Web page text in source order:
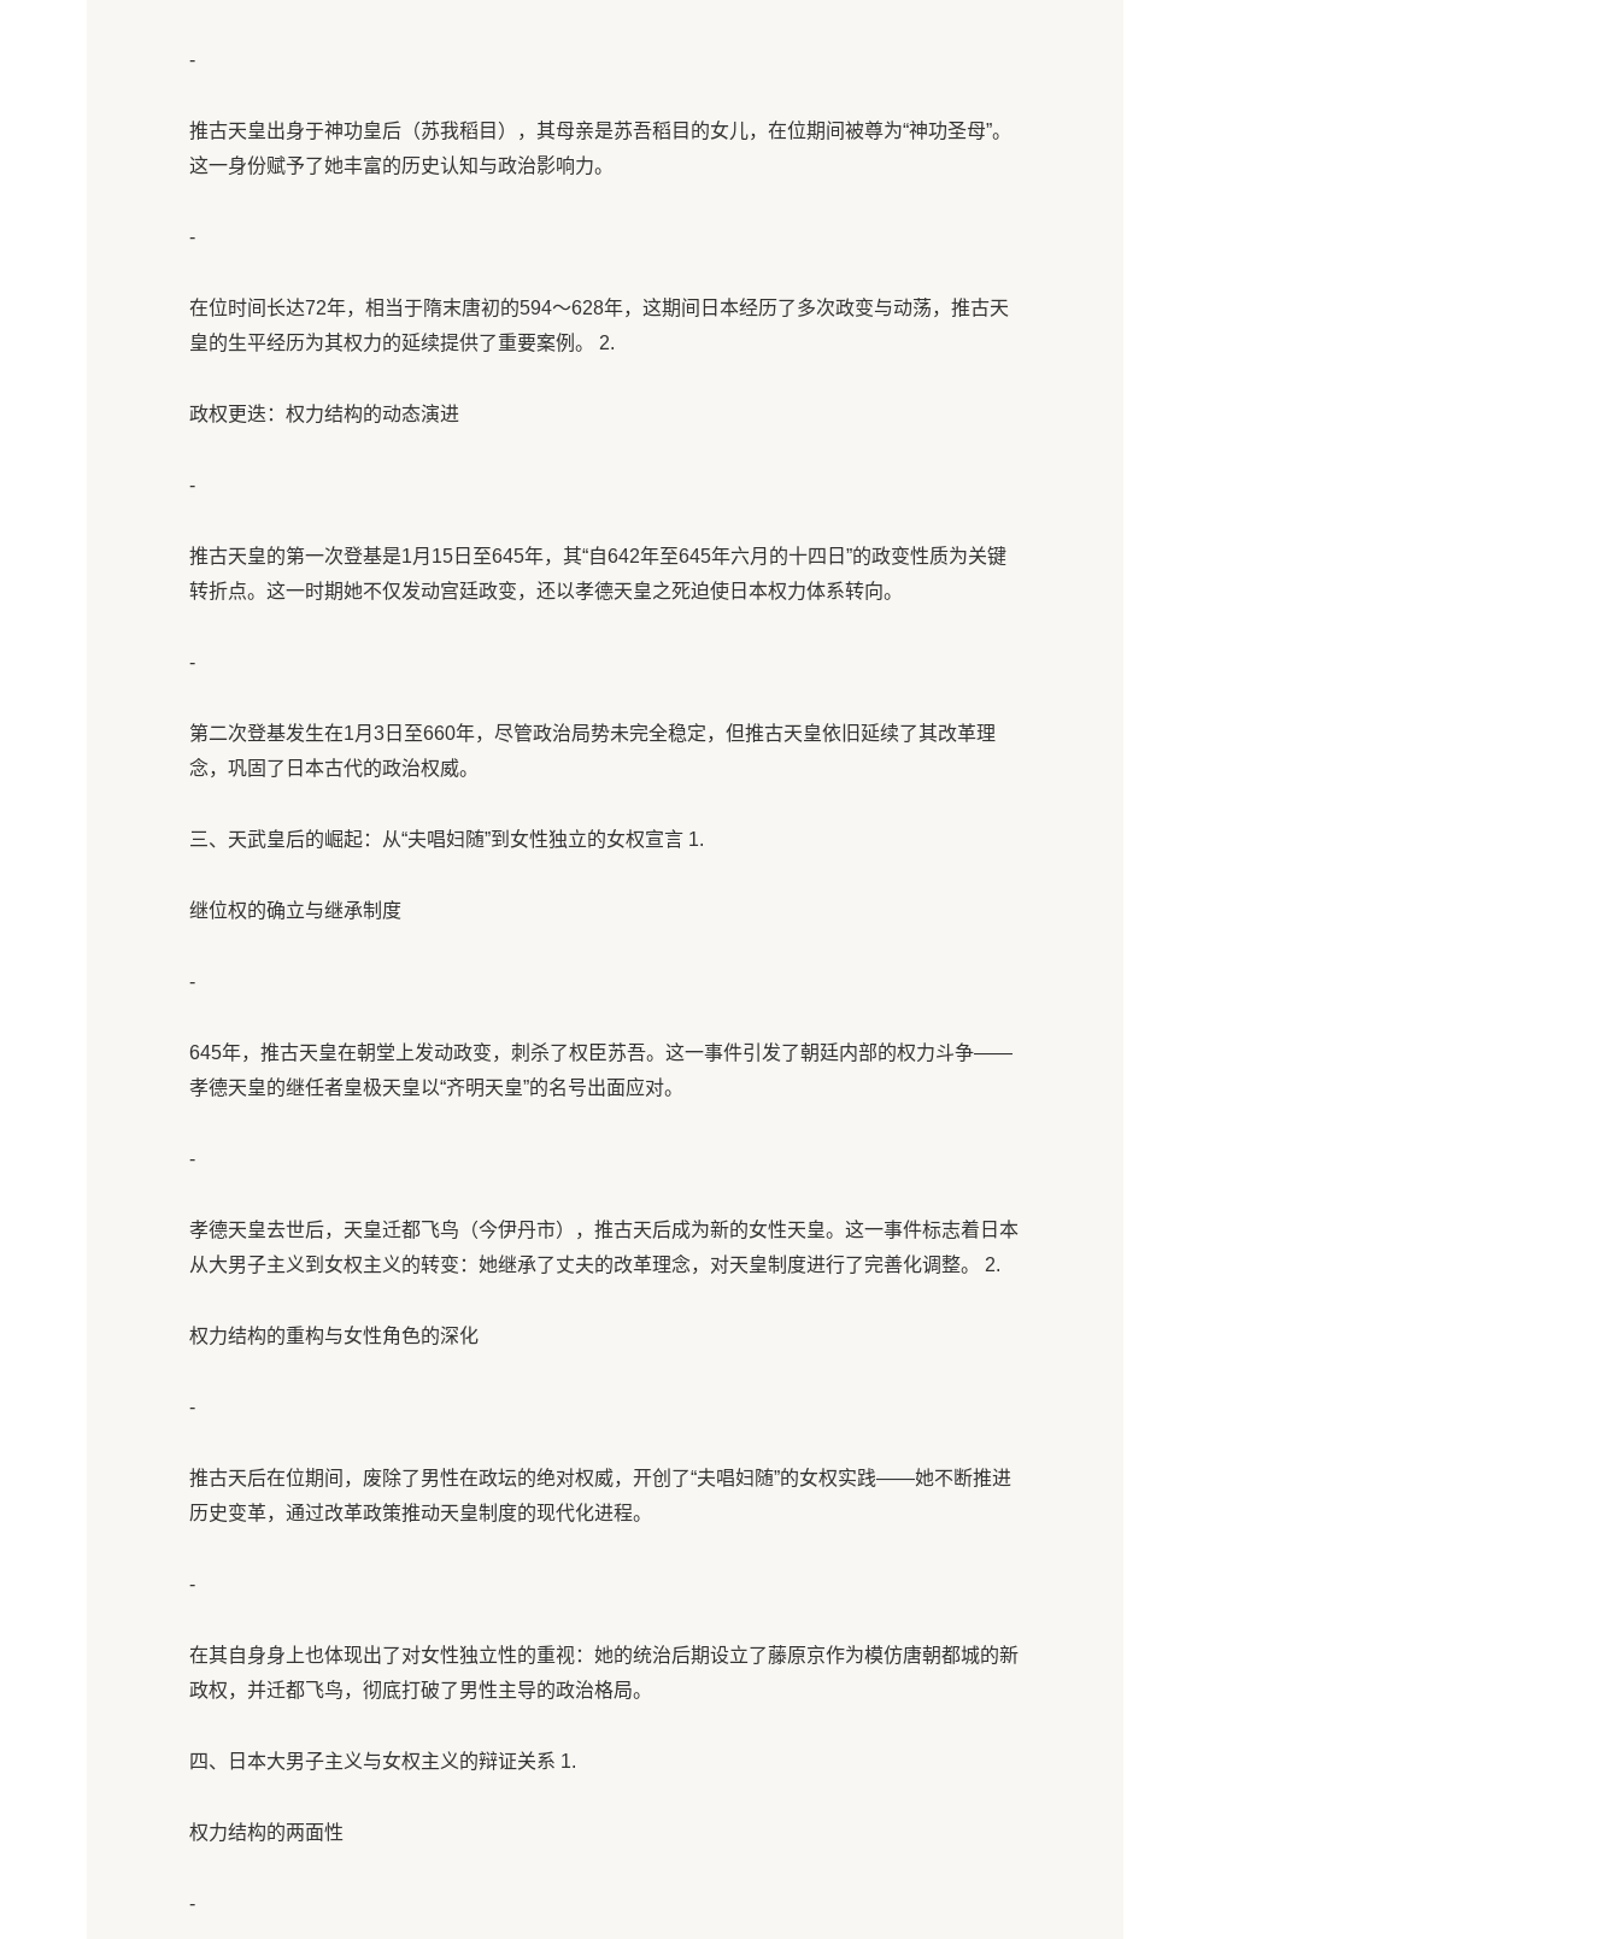
-
推古天皇出身于神功皇后（苏我稻目），其母亲是苏吾稻目的女儿，在位期间被尊为“神功圣母”。
这一身份赋予了她丰富的历史认知与政治影响力。
-
在位时间长达72年，相当于隋末唐初的594～628年，这期间日本经历了多次政变与动荡，推古天
皇的生平经历为其权力的延续提供了重要案例。 2.
政权更迭：权力结构的动态演进
-
推古天皇的第一次登基是1月15日至645年，其“自642年至645年六月的十四日”的政变性质为关键
转折点。这一时期她不仅发动宫廷政变，还以孝德天皇之死迫使日本权力体系转向。
-
第二次登基发生在1月3日至660年，尽管政治局势未完全稳定，但推古天皇依旧延续了其改革理
念，巩固了日本古代的政治权威。
三、天武皇后的崛起：从“夫唱妇随”到女性独立的女权宣言 1.
继位权的确立与继承制度
-
645年，推古天皇在朝堂上发动政变，刺杀了权臣苏吾。这一事件引发了朝廷内部的权力斗争——
孝德天皇的继任者皇极天皇以“齐明天皇”的名号出面应对。
-
孝德天皇去世后，天皇迁都飞鸟（今伊丹市），推古天后成为新的女性天皇。这一事件标志着日本
从大男子主义到女权主义的转变：她继承了丈夫的改革理念，对天皇制度进行了完善化调整。 2.
权力结构的重构与女性角色的深化
-
推古天后在位期间，废除了男性在政坛的绝对权威，开创了“夫唱妇随”的女权实践——她不断推进
历史变革，通过改革政策推动天皇制度的现代化进程。
-
在其自身身上也体现出了对女性独立性的重视：她的统治后期设立了藤原京作为模仿唐朝都城的新
政权，并迁都飞鸟，彻底打破了男性主导的政治格局。
四、日本大男子主义与女权主义的辩证关系 1.
权力结构的两面性
-